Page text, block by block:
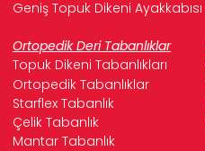
Geniş Topuk Dikeni Ayakkabısı
Ortopedik Deri Tabanlıklar
Topuk Dikeni Tabanlıkları
Ortopedik Tabanlıklar
Starflex Tabanlık
Çelik Tabanlık
Mantar Tabanlık